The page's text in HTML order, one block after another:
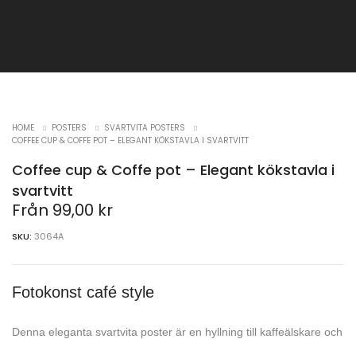
HOME POSTERS
SVARTVITA POSTERS
COFFEE CUP & COFFE POT – ELEGANT KÖKSTAVLA I SVARTVITT
Coffee cup & Coffe pot – Elegant kökstavla i
svartvitt
Från 99,00 kr
SKU: 3064A
Fotokonst café style
Denna eleganta svartvita poster är en hyllning till kaffeälskare och